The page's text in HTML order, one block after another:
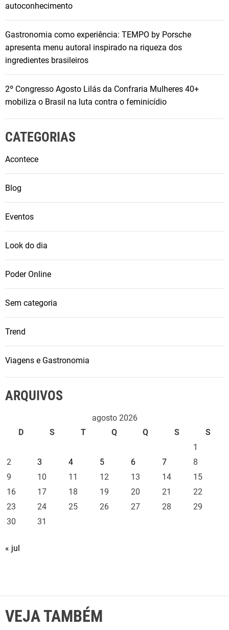
autoconhecimento
Gastronomia como experiência: TEMPO by Porsche
apresenta menu autoral inspirado na riqueza dos
ingredientes brasileiros
2º Congresso Agosto Lilás da Confraria Mulheres 40+
mobiliza o Brasil na luta contra o feminicídio
CATEGORIAS
Acontece
Blog
Eventos
Look do dia
Poder Online
Sem categoria
Trend
Viagens e Gastronomia
ARQUIVOS
agosto 2026
D
S T Q Q S
S
1
2
3 4 5 6 7
8
9
10 11 12 13 14
15
16
17 18 19 20 21
22
23
24 25 26 27 28
29
30
31
« jul
VEJA TAMBÉM